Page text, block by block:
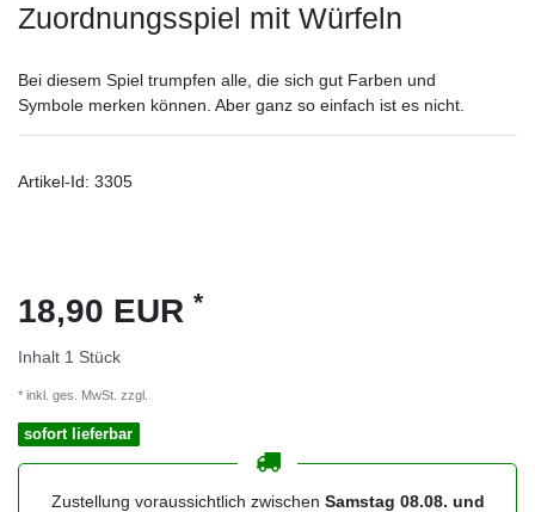
Zuordnungsspiel mit Würfeln
Bei diesem Spiel trumpfen alle, die sich gut Farben und
Symbole merken können. Aber ganz so einfach ist es nicht.
Artikel-Id: 3305
18,90 EUR *
Inhalt 1 Stück
* inkl. ges. MwSt. zzgl.
sofort lieferbar
Zustellung voraussichtlich zwischen Samstag 08.08. und